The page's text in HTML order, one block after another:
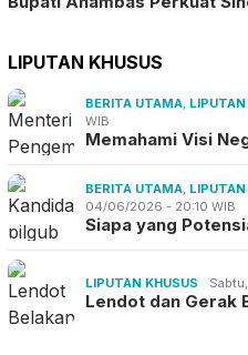
LIPUTAN KHUSUS
BERITA UTAMA LIPUTAN
WIB
Memahami Visi
BERITA UTAMA LIPUTAN
04/06/2026 - 20:10 WIB
Siapa yang
LIPUTAN KHUSUS
Lendot dan Gerak